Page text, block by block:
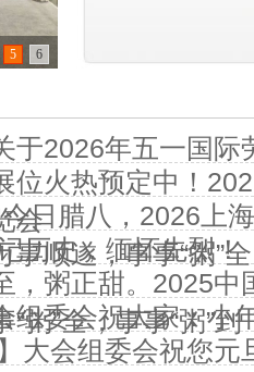
5 6
于2026年五一国
位火热预定中！
会日腊八，2026上
事顺遂，事事“粥”
历史，缅怀先烈！
，粥正甜。2025
粥”全，事事“粥”到
组委会祝大家：小
大会组委会祝您元